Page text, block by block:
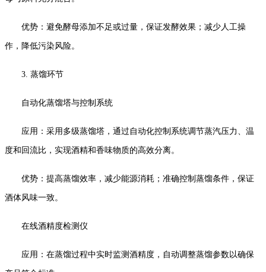
优势：避免酵母添加不足或过量，保证发酵效果；减少人工操
作，降低污染风险。
3. 蒸馏环节
自动化蒸馏塔与控制系统
应用：采用多级蒸馏塔，通过自动化控制系统调节蒸汽压力、温
度和回流比，实现酒精和香味物质的高效分离。
优势：提高蒸馏效率，减少能源消耗；准确控制蒸馏条件，保证
酒体风味一致。
在线酒精度检测仪
应用：在蒸馏过程中实时监测酒精度，自动调整蒸馏参数以确保